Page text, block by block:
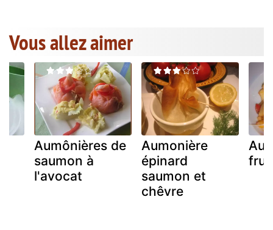
Vous allez aimer
Aumônières de
saumon à
l'avocat
Aumonière
épinard
saumon et
chêvre